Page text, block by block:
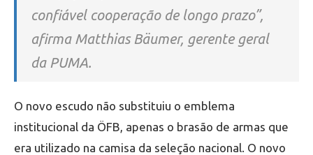
confiável cooperação de longo prazo”,
afirma Matthias Bäumer, gerente geral
da PUMA.
O novo escudo não substituiu o emblema
institucional da ÖFB, apenas o brasão de armas que
era utilizado na camisa da seleção nacional. O novo